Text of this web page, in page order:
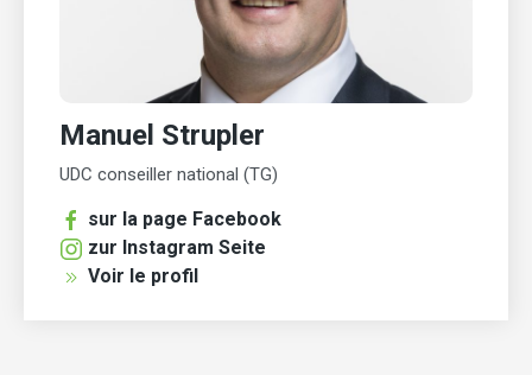
Manuel Strupler
UDC conseiller national (TG)
sur la page Facebook
zur Instagram Seite
Voir le profil